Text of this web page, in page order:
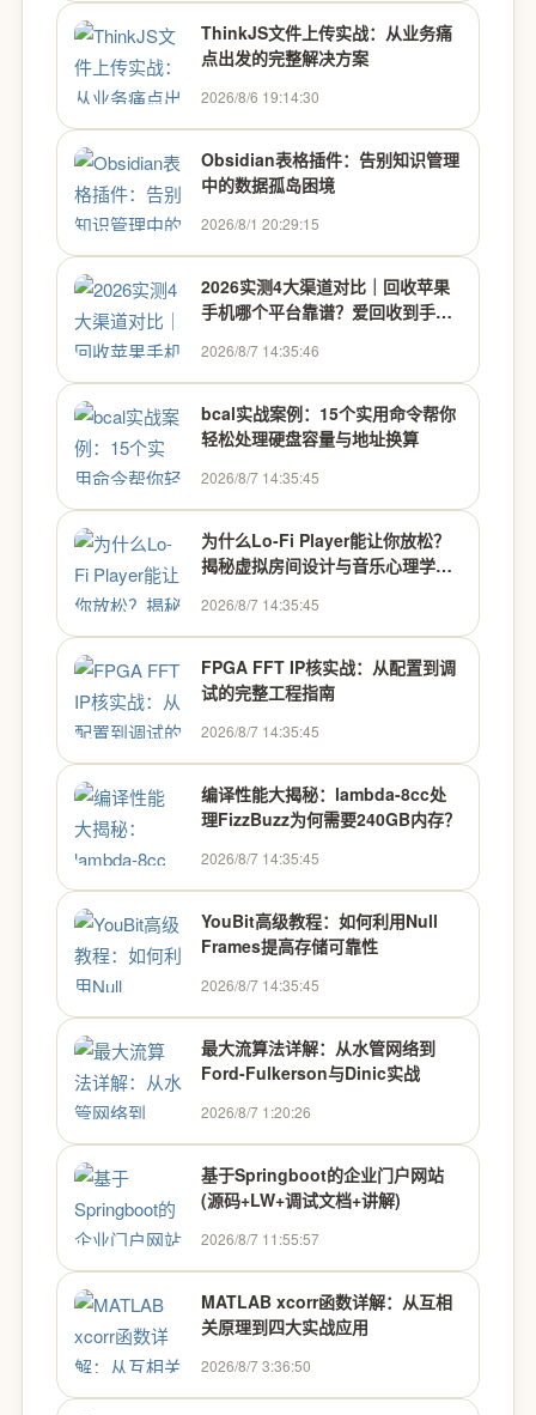
ThinkJS文件上传实战：从业务痛
点出发的完整解决方案
2026/8/6 19:14:30
Obsidian表格插件：告别知识管理
中的数据孤岛困境
2026/8/1 20:29:15
2026实测4大渠道对比｜回收苹果
手机哪个平台靠谱？爱回收到手价
2026/8/7 14:35:46
bcal实战案例：15个实用命令帮你
轻松处理硬盘容量与地址换算
2026/8/7 14:35:45
为什么Lo-Fi Player能让你放松？
揭秘虚拟房间设计与音乐心理学的
2026/8/7 14:35:45
FPGA FFT IP核实战：从配置到调
试的完整工程指南
2026/8/7 14:35:45
编译性能大揭秘：lambda-8cc处
理FizzBuzz为何需要240GB内存？
2026/8/7 14:35:45
YouBit高级教程：如何利用Null
Frames提高存储可靠性
2026/8/7 14:35:45
最大流算法详解：从水管网络到
Ford-Fulkerson与Dinic实战
2026/8/7 1:20:26
基于Springboot的企业门户网站
(源码+LW+调试文档+讲解)
2026/8/7 11:55:57
MATLAB xcorr函数详解：从互相
关原理到四大实战应用
2026/8/7 3:36:50